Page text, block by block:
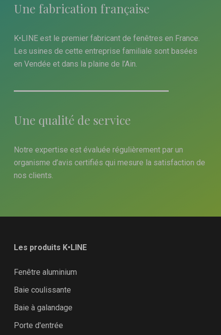
Une fabrication française
K•LINE est le premier fabricant de fenêtres en France.
Les usines de cette entreprise familiale sont basées
en Vendée et dans la plaine de l’Ain.
Une qualité de service
Notre expertise est évaluée régulièrement par un
organisme d’avis certifiés qui mesure la satisfaction de
nos clients.
Les produits K•LINE
Fenêtre aluminium
Baie coulissante
Baie à galandage
Porte d'entrée